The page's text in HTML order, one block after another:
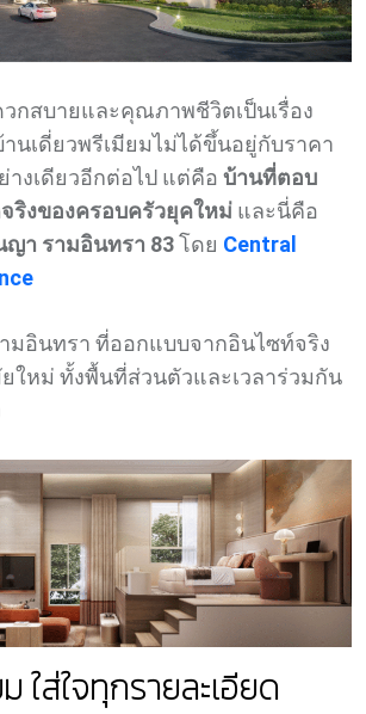
กสบายและคุณภาพชีวิตเป็นเรื่อง
นเดี่ยวพรีเมียมไม่ได้ขึ้นอยู่กับราคา
างเดียวอีกต่อไป แต่คือ บ้านที่ตอบ
ริงของครอบครัวยุคใหม่ และนี่คือ
า รามอินทรา 83โดย Central
มอินทรา ที่ออกแบบจากอินไซท์จริง
ใหม่ ทั้งพื้นที่ส่วนตัวและเวลาร่วมกัน
ใส่ใจทุกรายละเอียด